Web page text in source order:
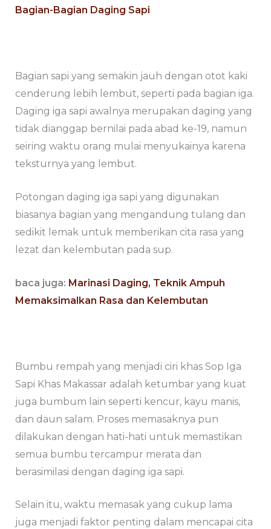
Bagian-Bagian Daging Sapi
Bagian sapi yang semakin jauh dengan otot kaki
cenderung lebih lembut, seperti pada bagian iga.
Daging iga sapi awalnya merupakan daging yang
tidak dianggap bernilai pada abad ke-19, namun
seiring waktu orang mulai menyukainya karena
teksturnya yang lembut.
Potongan daging iga sapi yang digunakan
biasanya bagian yang mengandung tulang dan
sedikit lemak untuk memberikan cita rasa yang
lezat dan kelembutan pada sup.
baca juga: Marinasi Daging, Teknik Ampuh
Memaksimalkan Rasa dan Kelembutan
Bumbu rempah yang menjadi ciri khas Sop Iga
Sapi Khas Makassar adalah ketumbar yang kuat
juga bumbum lain seperti kencur, kayu manis,
dan daun salam. Proses memasaknya pun
dilakukan dengan hati-hati untuk memastikan
semua bumbu tercampur merata dan
berasimilasi dengan daging iga sapi.
Selain itu, waktu memasak yang cukup lama
juga menjadi faktor penting dalam mencapai cita